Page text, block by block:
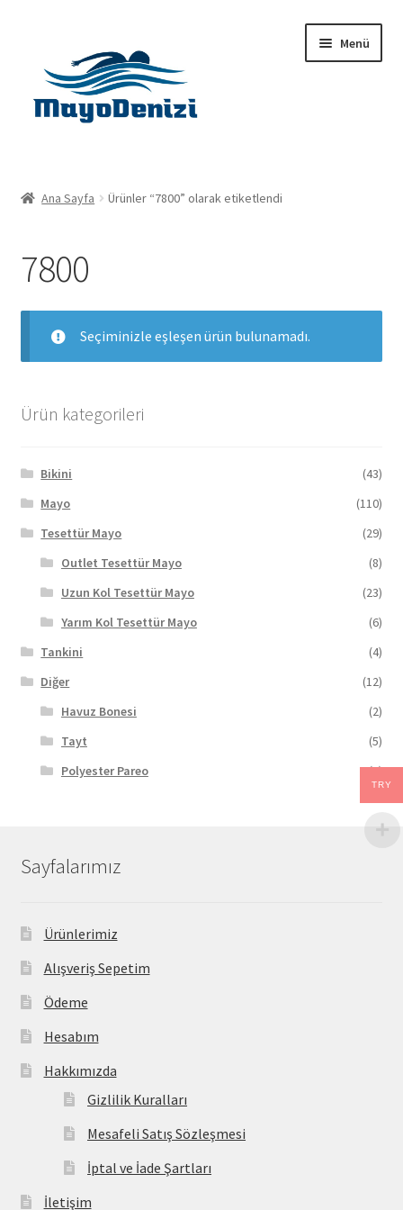
Menü
Hakkımızda
İletişim
Ana Sayfa Ürünler “7800” olarak etiketlendi
7800
Seçiminizle eşleşen ürün bulunamadı.
Ürün kategorileri
Bikini
(43)
Mayo
(110)
Tesettür Mayo
(29)
Outlet Tesettür Mayo
(8)
Uzun Kol Tesettür Mayo
(23)
Yarım Kol Tesettür Mayo
(6)
Tankini
(4)
Diğer
(12)
Havuz Bonesi
(2)
Tayt
(5)
Polyester Pareo
(5)
Sayfalarımız
Ürünlerimiz
Alışveriş Sepetim
Ödeme
Hesabım
Hakkımızda
Gizlilik Kuralları
Mesafeli Satış Sözleşmesi
İptal ve İade Şartları
İletişim
TRY